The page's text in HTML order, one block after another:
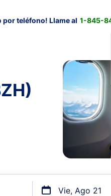
por teléfono! Llame al 1-845-
Vie, Ago 21